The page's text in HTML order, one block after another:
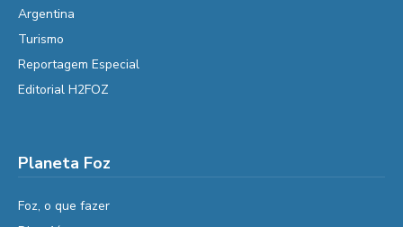
Argentina
Turismo
Reportagem Especial
Editorial H2FOZ
Planeta Foz
Foz, o que fazer